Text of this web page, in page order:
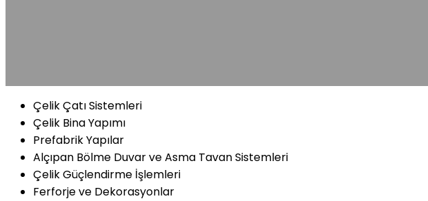
Çelik Çatı Sistemleri
Çelik Bina Yapımı
Prefabrik Yapılar
Alçıpan Bölme Duvar ve Asma Tavan Sistemleri
Çelik Güçlendirme İşlemleri
Ferforje ve Dekorasyonlar